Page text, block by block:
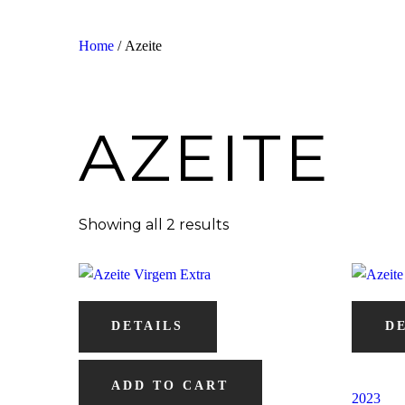
Home / Azeite
AZEITE
Showing all 2 results
DETAILS
ADD TO CART
2023